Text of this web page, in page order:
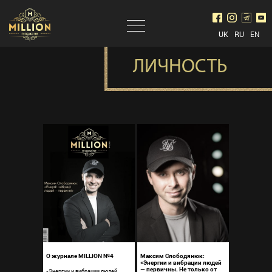
UK RU EN
ЛИЧНОСТЬ
О журнале MILLION №4
Максим Слободянюк:
«Энергии и вибрации людей
— первичны. Не только от